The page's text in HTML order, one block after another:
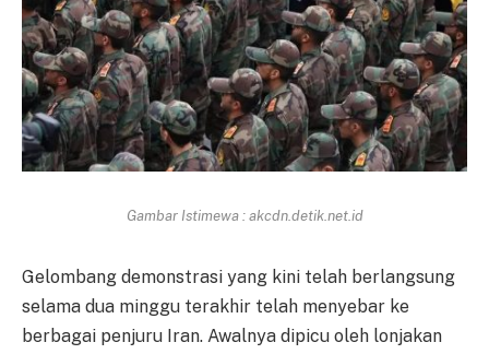
Gambar Istimewa : akcdn.detik.net.id
Gelombang demonstrasi yang kini telah berlangsung
selama dua minggu terakhir telah menyebar ke
berbagai penjuru Iran. Awalnya dipicu oleh lonjakan